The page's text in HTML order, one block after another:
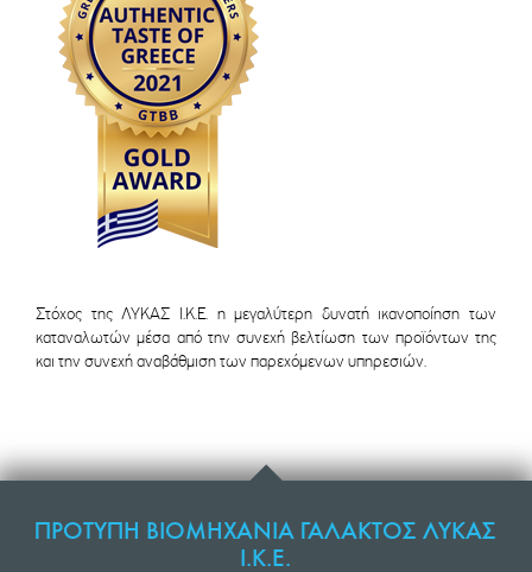
Στόχος της ΛΥΚΑΣ Ι.Κ.Ε. η μεγαλύτερη δυνατή ικανοποίηση των
καταναλωτών μέσα από την συνεχή βελτίωση των προϊόντων της
και την συνεχή αναβάθμιση των παρεχόμενων υπηρεσιών.
ΠΡΟΤΥΠΗ ΒΙΟΜΗΧΑΝΙΑ ΓΑΛΑΚΤΟΣ ΛΥΚΑΣ
Ι.Κ.Ε.